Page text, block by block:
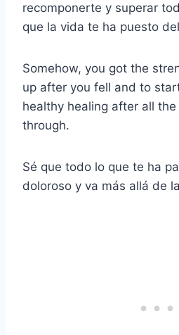
recomponerte y superar
que la vida te ha puesto
Somehow, you got the
up after you fell and to
healthy healing after all the
through.
Sé que todo lo que te ha
doloroso y va más allá de